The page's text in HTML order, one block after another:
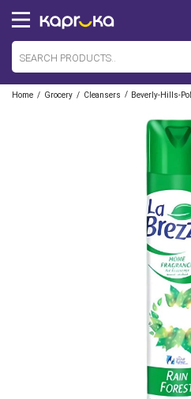
Home / Grocery / Cleansers /